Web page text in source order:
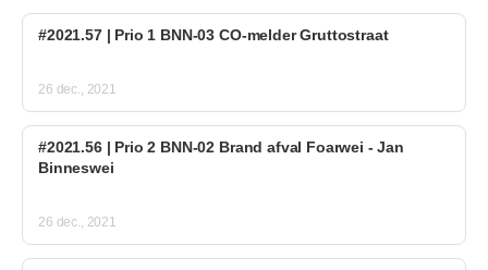
#2021.57 | Prio 1 BNN-03 CO-melder Gruttostraat
26 dec., 2021
#2021.56 | Prio 2 BNN-02 Brand afval Foarwei - Jan
Binneswei
26 dec., 2021